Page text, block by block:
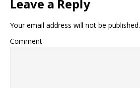
Leave a Reply
Your email address will not be published.
Comment